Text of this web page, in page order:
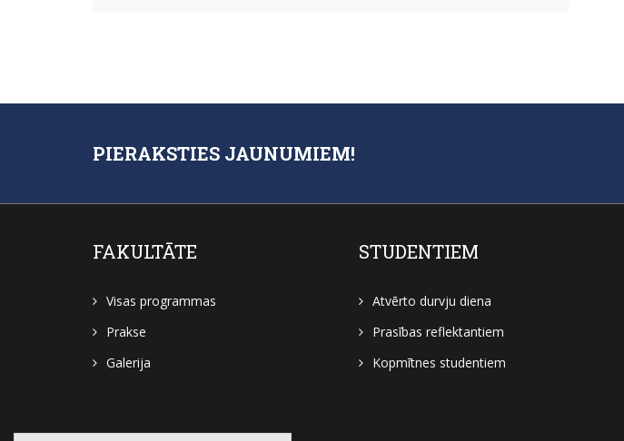
PIERAKSTIES JAUNUMIEM!
FAKULTĀTE
Visas programmas
Prakse
Galerija
STUDENTIEM
Atvērto durvju diena
Prasības reflektantiem
Kopmītnes studentiem